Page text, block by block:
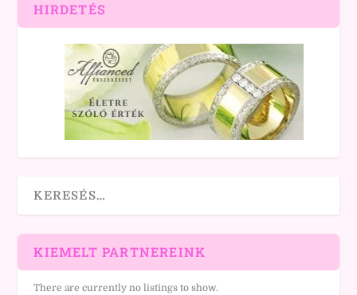
HIRDETÉS
KIEMELT PARTNEREINK
There are currently no listings to show.